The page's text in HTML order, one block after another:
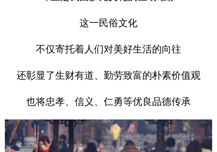
这一民俗文化
不仅寄托着人们对美好生活的向往
还彰显了生财有道、勤劳致富的朴素价值观
也将忠孝、信义、仁勇等优良品德传承